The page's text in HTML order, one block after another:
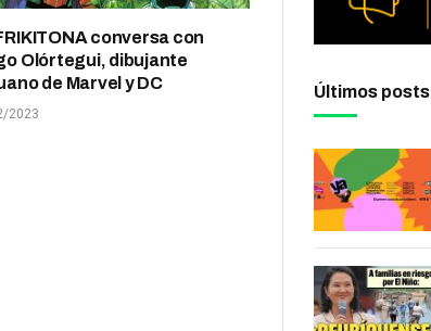
conversa con
Olórtegui, dibujante
de Marvel y DC
2023
Últimos posts